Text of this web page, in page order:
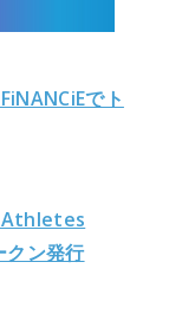
でト
Athletes
ン発行